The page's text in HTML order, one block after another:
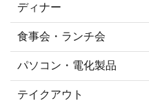
ディナー
食事会・ランチ会
パソコン・電化製品
テイクアウト